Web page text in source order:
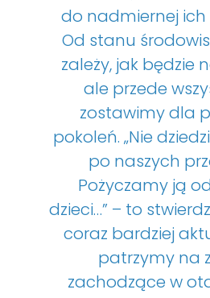
do nadmiernej
Od stanu
zależy, jak będzie
ale przede
zostawimy dla
pokoleń. „Nie
po naszych
Pożyczamy ją
dzieci…” – to
coraz bardziej
patrzymy na
zachodzące w